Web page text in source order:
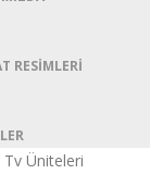
RESIMLERI
Tv Üniteleri